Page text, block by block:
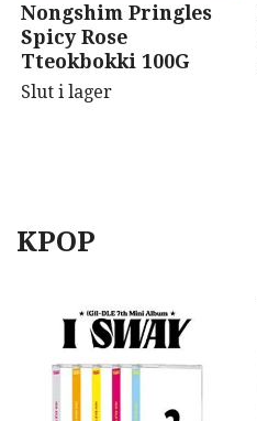
Nongshim Pringles
Spicy Rose
Tteokbokki 100G
Slut i lager
KPOP